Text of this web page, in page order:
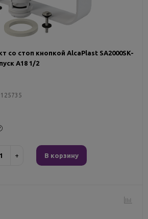
со стоп кнопкой AlcaPlast SA2000SK-
A18 1/2
125735
+ В корзину